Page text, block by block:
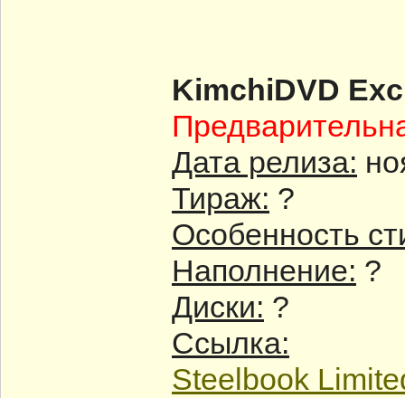
KimchiDVD
Дата релиза:
Тираж: ?
Особенность
Наполнение: ?
Диски: ?
Ссылка:
Steelbook